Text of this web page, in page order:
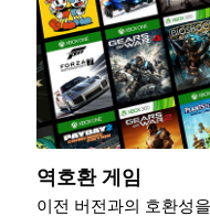
역호환 게임
이전 버전과의 호환성